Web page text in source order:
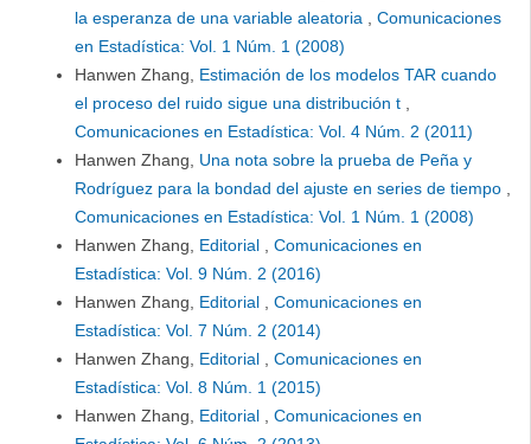
la esperanza de una variable aleatoria
Comunicaciones
en Estadística: Vol. 1 Núm. 1 (2008)
Hanwen Zhang, Estimación de los modelos TAR cuando
el proceso del ruido sigue una distribución t
Comunicaciones en Estadística: Vol. 4 Núm. 2 (2011)
Hanwen Zhang, Una nota sobre la prueba de Peña y
Rodríguez para la bondad del ajuste en series de tiempo
Comunicaciones en Estadística: Vol. 1 Núm. 1 (2008)
Hanwen Zhang, Editorial
Comunicaciones en
Estadística: Vol. 9 Núm. 2 (2016)
Hanwen Zhang, Editorial
Comunicaciones en
Estadística: Vol. 7 Núm. 2 (2014)
Hanwen Zhang, Editorial
Comunicaciones en
Estadística: Vol. 8 Núm. 1 (2015)
Hanwen Zhang, Editorial
Comunicaciones en